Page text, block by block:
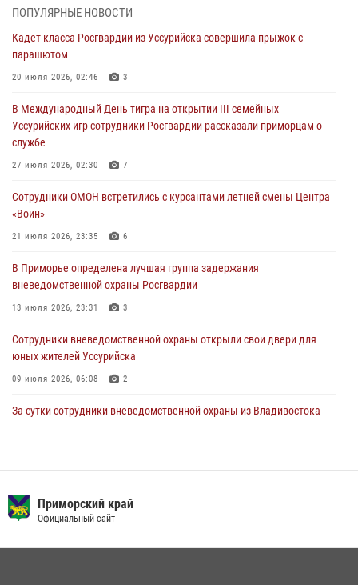
Во Владивостоке во дворе жилого дома сотрудники
В День Крещения Руси в Князь-Владимирском храме – Главном
ходом
28 июля 2026, 10:29
Росгвардейцы в Приморье приняли участие в молебне,
28 июля 2026, 05:39
В Международный День тигра на открытии III семейных
службе
ПОПУЛЯРНЫЕ НОВОСТИ
Кадет класса Росгвардии из Уссурийска совершила прыжок с
парашютом
20 июля 2026, 02:46 3
В Международный День тигра на открытии III семейных
Уссурийских игр сотрудники Росгвардии рассказали приморцам о
службе
27 июля 2026, 02:30 7
Сотрудники ОМОН встретились с курсантами летней смены Центра
«Воин»
21 июля 2026, 23:35 6
В Приморье определена лучшая группа задержания
вневедомственной охраны Росгвардии
13 июля 2026, 23:31 3
Сотрудники вневедомственной охраны открыли свои двери для
юных жителей Уссурийска
09 июля 2026, 06:08 2
За сутки сотрудники вневедомственной охраны из Владивостока
среди водолазов Восточного округа Росгвардии
10 июля 2026, 06:31
Приморский край
Официальный сайт